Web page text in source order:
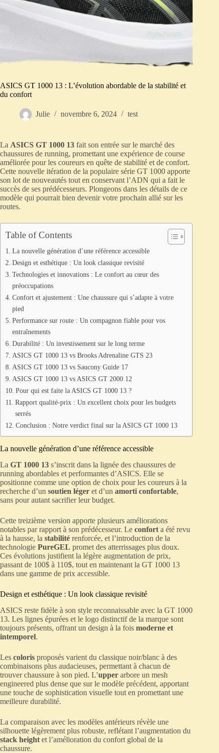
ASICS GT 1000 13 : L’évolution abordable de la stabilité et
du confort
Julie novembre 6, 2024 test
La ASICS GT 1000 13 fait son entrée sur le marché des
chaussures de running, promettant une expérience de course
améliorée pour les coureurs en quête de stabilité et de confort.
Cette nouvelle itération de la populaire série GT 1000 apporte
son lot de nouveautés tout en conservant l’ADN qui a fait le
succès de ses prédécesseurs. Plongeons dans les détails de ce
modèle qui pourrait bien devenir votre prochain allié sur les
routes.
Table of Contents
La nouvelle génération d’une référence accessible
Design et esthétique : Un look classique revisité
Technologies et innovations : Le confort au cœur des
préoccupations
Confort et ajustement : Une chaussure qui s’adapte à votre
pied
Performance sur route : Un compagnon fiable pour vos
entraînements
Durabilité : Un investissement sur le long terme
ASICS GT 1000 13 vs Brooks Adrenaline GTS 23
ASICS GT 1000 13 vs Saucony Guide 17
ASICS GT 1000 13 vs ASICS GT 2000 12
Pour qui est faite la ASICS GT 1000 13 ?
Rapport qualité-prix : Un excellent choix pour les budgets
serrés
Conclusion : Notre verdict final sur la ASICS GT 1000 13
La nouvelle génération d’une référence accessible
La GT 1000 13 s’inscrit dans la lignée des chaussures de
running abordables et performantes d’ASICS. Elle se
positionne comme une option de choix pour les coureurs à la
recherche d’un soutien léger et d’un amorti confortable,
sans pour autant sacrifier leur budget.
Cette treizième version apporte plusieurs améliorations
notables par rapport à son prédécesseur. Le confort a été revu
à la hausse, la stabilité renforcée, et l’introduction de la
technologie PureGEL promet des atterrissages plus doux.
Ces évolutions justifient la légère augmentation de prix,
passant de 100$ à 110$, tout en maintenant la GT 1000 13
dans une gamme de prix accessible.
Design et esthétique : Un look classique revisité
ASICS reste fidèle à son style reconnaissable avec la GT 1000
13. Les lignes épurées et le logo distinctif de la marque sont
toujours présents, offrant un design à la fois moderne et
intemporel.
Les coloris proposés varient du classique noir/blanc à des
combinaisons plus audacieuses, permettant à chacun de
trouver chaussure à son pied. L’upper arbore un mesh
engineered plus dense que sur le modèle précédent, apportant
une touche de sophistication visuelle tout en promettant une
meilleure durabilité.
La comparaison avec les modèles antérieurs révèle une
silhouette légèrement plus robuste, reflétant l’augmentation du
stack height et l’amélioration du confort global de la
chaussure.